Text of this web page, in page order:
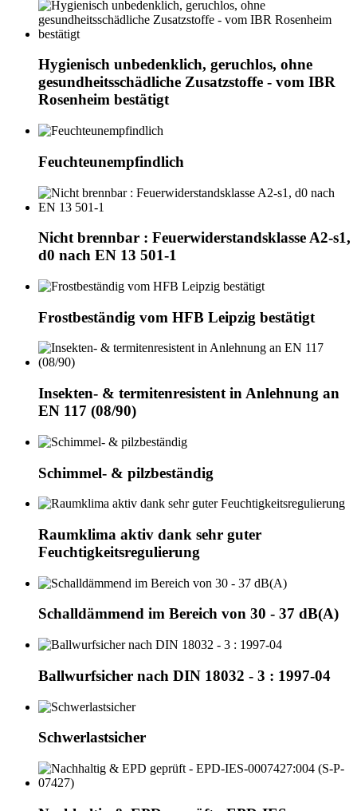
Hygienisch unbedenklich, geruchlos, ohne
gesundheitsschädliche Zusatzstoffe - vom IBR
Rosenheim bestätigt
Feuchteunempfindlich
Nicht brennbar : Feuerwiderstandsklasse A2-s1,
d0 nach EN 13 501-1
Frostbeständig vom HFB Leipzig bestätigt
Insekten- & termitenresistent in Anlehnung an
EN 117 (08/90)
Schimmel- & pilzbeständig
Raumklima aktiv dank sehr guter
Feuchtigkeitsregulierung
Schalldämmend im Bereich von 30 - 37 dB(A)
Ballwurfsicher nach DIN 18032 - 3 : 1997-04
Schwerlastsicher